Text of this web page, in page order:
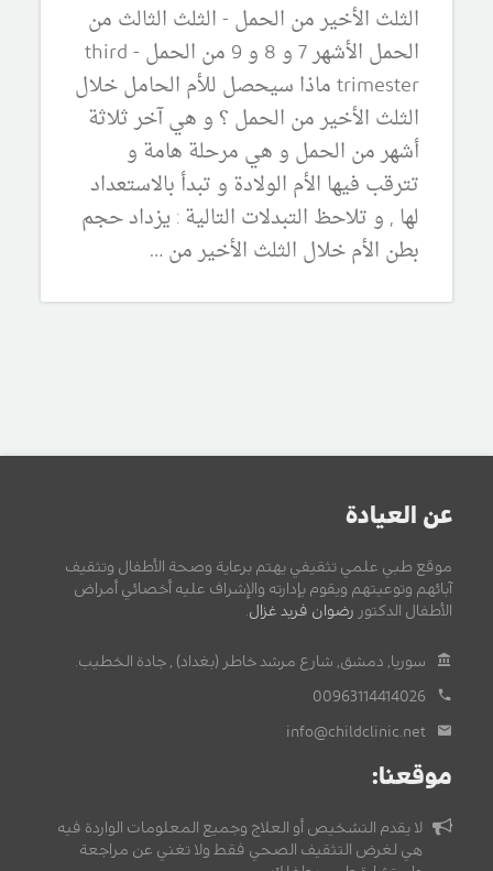
الثلث الأخير من الحمل - الثلث الثالث من
الحمل الأشهر 7 و 8 و 9 من الحمل - third
trimester ماذا سيحصل للأم الحامل خلال
الثلث الأخير من الحمل ؟ و هي آخر ثلاثة
أشهر من الحمل و هي مرحلة هامة و
تترقب فيها الأم الولادة و تبدأ بالاستعداد
لها , و تلاحظ التبدلات التالية : يزداد حجم
بطن الأم خلال الثلث الأخير من …
عن العيادة
موقع طبي علمي تثقيفي يهتم برعاية وصحة الأطفال وتثقيف
آبائهم وتوعيتهم ويقوم بإدارته والإشراف عليه أخصائي أمراض
الأطفال الدكتور رضوان فريد غزال.
سوريا, دمشق, شارع مرشد خاطر (بغداد) , جادة الخطيب.
00963114414026
info@childclinic.net
موقعنا:
لا يقدم التشخيص أو العلاج وجميع المعلومات الواردة فيه
هي لغرض التثقيف الصحي فقط ولا تغني عن مراجعة